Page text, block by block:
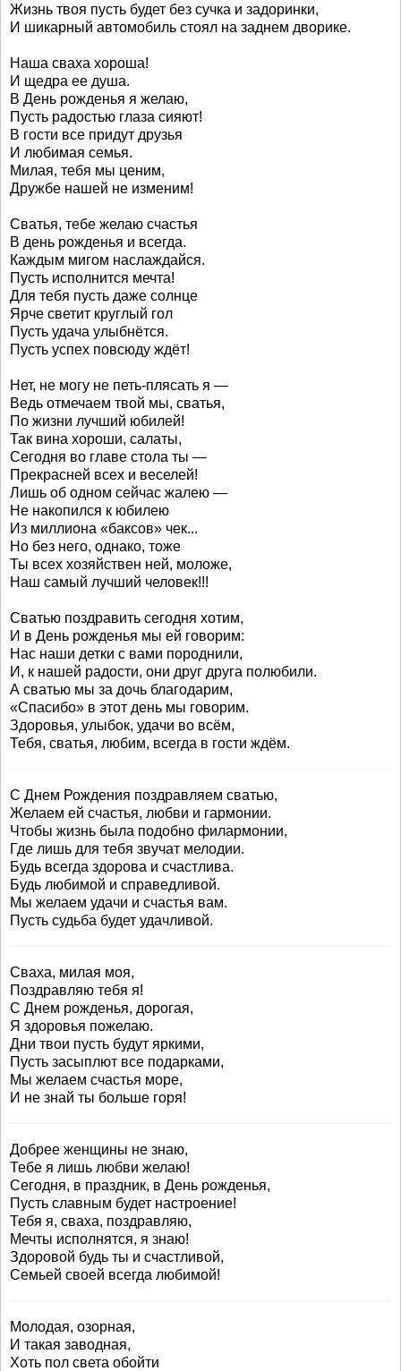
Жизнь твоя пусть будет без сучка и задоринки,
И шикарный автомобиль стоял на заднем дворике.
Наша сваха хороша!
И щедра ее душа.
В День рожденья я желаю,
Пусть радостью глаза сияют!
В гости все придут друзья
И любимая семья.
Милая, тебя мы ценим,
Дружбе нашей не изменим!
Сватья, тебе желаю счастья
В день рожденья и всегда.
Каждым мигом наслаждайся.
Пусть исполнится мечта!
Для тебя пусть даже солнце
Ярче светит круглый гол
Пусть удача улыбнётся.
Пусть успех повсюду ждёт!
Нет, не могу не петь-плясать я —
Ведь отмечаем твой мы, сватья,
По жизни лучший юбилей!
Так вина хороши, салаты,
Сегодня во главе стола ты —
Прекрасней всех и веселей!
Лишь об одном сейчас жалею —
Не накопился к юбилею
Из миллиона «баксов» чек...
Но без него, однако, тоже
Ты всех хозяйствен ней, моложе,
Наш самый лучший человек!!!
Сватью поздравить сегодня хотим,
И в День рожденья мы ей говорим:
Нас наши детки с вами породнили,
И, к нашей радости, они друг друга полюбили.
А сватью мы за дочь благодарим,
«Спасибо» в этот день мы говорим.
Здоровья, улыбок, удачи во всём,
Тебя, сватья, любим, всегда в гости ждём.
С Днем Рождения поздравляем сватью,
Желаем ей счастья, любви и гармонии.
Чтобы жизнь была подобно филармонии,
Где лишь для тебя звучат мелодии.
Будь всегда здорова и счастлива.
Будь любимой и справедливой.
Мы желаем удачи и счастья вам.
Пусть судьба будет удачливой.
Сваха, милая моя,
Поздравляю тебя я!
С Днем рожденья, дорогая,
Я здоровья пожелаю.
Дни твои пусть будут яркими,
Пусть засыплют все подарками,
Мы желаем счастья море,
И не знай ты больше горя!
Добрее женщины не знаю,
Тебе я лишь любви желаю!
Сегодня, в праздник, в День рожденья,
Пусть славным будет настроение!
Тебя я, сваха, поздравляю,
Мечты исполнятся, я знаю!
Здоровой будь ты и счастливой,
Семьей своей всегда любимой!
Молодая, озорная,
И такая заводная,
Хоть пол света обойти